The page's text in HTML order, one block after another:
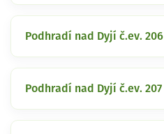
Podhradí nad Dyjí č.ev. 206
Podhradí nad Dyjí č.ev. 207